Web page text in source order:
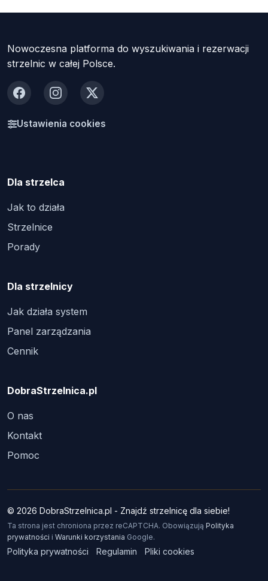
Nowoczesna platforma do wyszukiwania i rezerwacji
strzelnic w całej Polsce.
FacebookInstagram
X
Ustawienia cookies
Dla strzelca
Jak to działa
Strzelnice
Porady
Dla strzelnicy
Jak działa system
Panel zarządzania
Cennik
DobraStrzelnica.pl
O nas
Kontakt
Pomoc
© 2026 DobraStrzelnica.pl - Znajdź strzelnicę dla siebie!
Ta strona jest chroniona przez reCAPTCHA. Obowiązują Polityka
prywatności i Warunki korzystania Google.
Polityka prywatności Regulamin Pliki cookies